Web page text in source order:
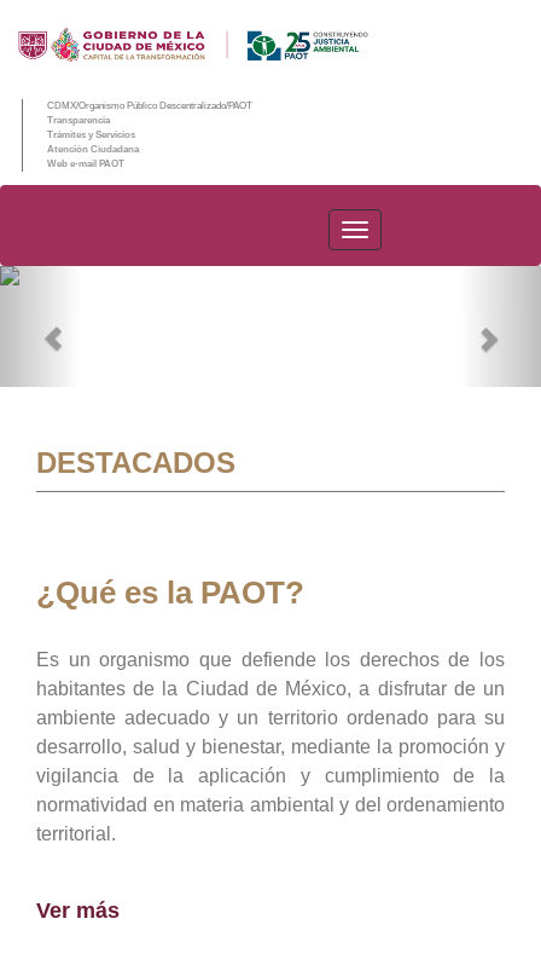
CDMX/Organismo Público Descentralizado/PAOT
Transparencia
Trámites y Servicios
Atención Ciudadana
Web e-mail PAOT
PAOT
DESTACADOS
¿Qué es la PAOT?
Es un organismo que defiende los derechos de los
habitantes de la Ciudad de México, a disfrutar de un
ambiente adecuado y un territorio ordenado para su
desarrollo, salud y bienestar, mediante la promoción y
vigilancia de la aplicación y cumplimiento de la
normatividad en materia ambiental y del ordenamiento
territorial.
Ver más